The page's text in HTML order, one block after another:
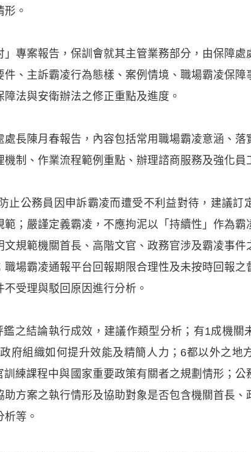
。
專案報告，保訓會就其主管業務部分，由保障處
、主訴霸凌行為態樣、案例情境、職場霸凌保障
法與安衛辦法之修正重點及進度。
長陳月春報告，內容包括常用職場霸凌意涵、落
制、作業流程範例重點、辦理諮商服務及強化員
止公務員因申訴霸凌而遭受不利益對待，建議訂
；嚴謹定義霸凌，不應拘泥以「持續性」作為霸
規範機關首長、高階文官、政務官涉及霸凌事件
場霸凌通報平台回報期限合理性及未按時回報之
受理與駁回原因進行分析。
之結論執行成效，建議作類型分析；有1成機關
府組織如何提升效能及精簡人力；6都以外之地
練課程中與國家重要政策有關者之規劃情形；公
方案之執行情形及協助對象是否包含機關首長、
等。